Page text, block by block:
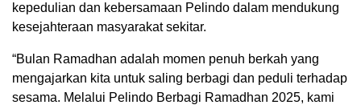
kepedulian dan kebersamaan Pelindo dalam mendukung
kesejahteraan masyarakat sekitar.
“Bulan Ramadhan adalah momen penuh berkah yang
mengajarkan kita untuk saling berbagi dan peduli terhadap
sesama. Melalui Pelindo Berbagi Ramadhan 2025, kami